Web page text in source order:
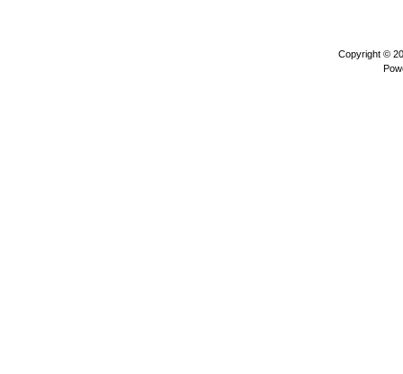
Copyright ©